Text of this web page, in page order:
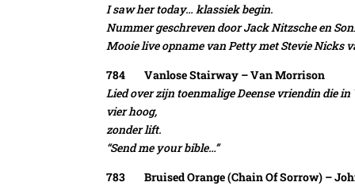
I saw her today… klassiek begin.
Nummer geschreven door Jack Nitzsche en
Mooie live opname van Petty met Stevie Nicks
784 Vanlose Stairway – Van Morrison
Lied over zijn toenmalige Deense vriendin die
vier hoog,
zonder lift.
“Send me your bible…”
783 Bruised Orange (Chain Of Sorrow) –